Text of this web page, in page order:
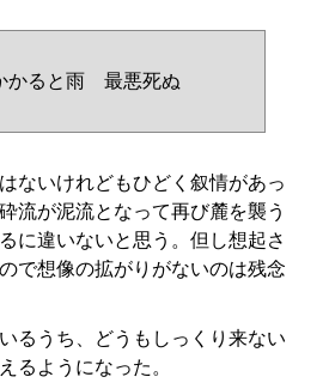
かると雨 最悪死ぬ
ないけれどもひどく叙情があっ
流が泥流となって再び麓を襲う
に違いないと思う。但し想起さ
で想像の拡がりがないのは残念
るうち、どうもしっくり来ない
るようになった。